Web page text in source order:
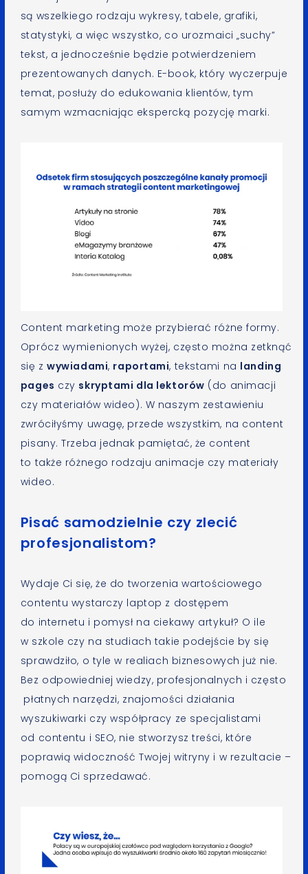
są wszelkiego rodzaju wykresy, tabele, grafiki,
statystyki, a więc wszystko, co urozmaici „suchy”
tekst, a jednocześnie będzie potwierdzeniem
prezentowanych danych. E-book, który wyczerpuje
temat, posłuży do edukowania klientów, tym
samym wzmacniając ekspercką pozycję marki.
Content marketing może przybierać różne formy.
Oprócz wymienionych wyżej, często można zetknąć
się zwywiadami, raportami, tekstami na landing
pages czy skryptami dla lektorów (do animacji
czy materiałów wideo). W naszym zestawieniu
zwróciłyśmy uwagę, przede wszystkim, na content
pisany. Trzeba jednak pamiętać, że content
to także różnego rodzaju animacje czy materiały
wideo.
Pisać samodzielnie czy zlecić
profesjonalistom?
Wydaje Ci się, że do tworzenia wartościowego
contentu wystarczy laptop z dostępem
do internetu i pomysł na ciekawy artykuł? O ile
w szkole czy na studiach takie podejście by się
sprawdziło, o tyle w realiach biznesowych już nie.
Bez odpowiedniej wiedzy, profesjonalnych i często
płatnych narzędzi, znajomości działania
wyszukiwarki czy współpracy ze specjalistami
od contentu i SEO, nie stworzysz treści, które
poprawią widoczność Twojej witryny i w rezultacie –
pomogą Ci sprzedawać.